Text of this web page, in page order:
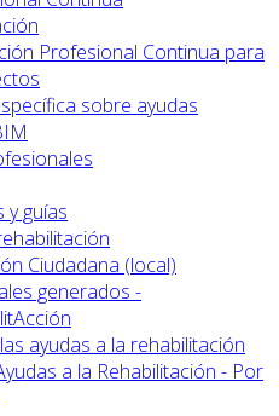
Profesional Continua para
sobre ayudas
y guías
Ciudadana (local)
generados -
ayudas a la rehabilitación
a la Rehabilitación - Por